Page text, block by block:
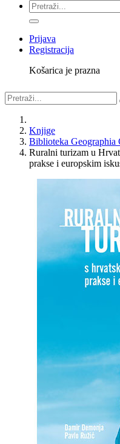
Prijava
Registracija
Košarica je prazna
Knjige
Biblioteka Geographia
Ruralni turizam u
prakse i europskim